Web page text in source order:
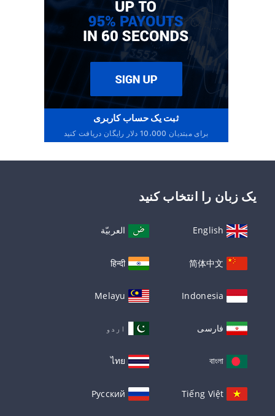
ثبت یک حساب کاربری
برای مبتدیان 10،000 دلار رایگان دریافت کنید
یک زبان را انتخاب کنید
English العربيّة
简体中文
हिन्दी
Indonesia
Melayu
فارسی اردو
বাংলা
ไทย
Tiếng Việt
Русский